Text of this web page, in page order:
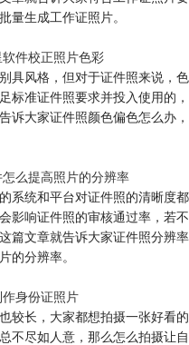
量生成工作证照片。
件校正照片色彩
具风格，但对于证件照来说，色
标准证件照要求并投入使用的，
诉大家证件照颜色偏色怎么办，
么提高照片的分辨率
系统和平台对证件照的清晰度都
影响证件照的审核通过率，若不
篇文章就告诉大家证件照分辨率
的分辨率。
身份证照片
较长，大家都想拍摄一张好看的
不尽如人意，那么怎么拍摄让自